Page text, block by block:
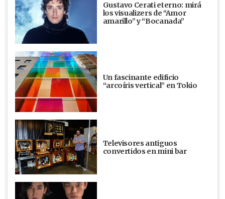
Gustavo Cerati eterno: mirá
los visualizers de “Amor
amarillo” y “Bocanada”
Un fascinante edificio
“arcoíris vertical” en Tokio
Televisores antiguos
convertidos en mini bar